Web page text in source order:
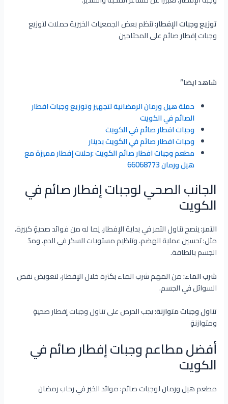
توزيع وجبات الإفطار:تنظم بعض الجمعيات الخيرية حملات لتوزيع
وجبات إفطار صائم على المحتاجين
شاهد ايضا”
حملة هيل ورمان الرمضانية لتجهيز وتوزيع وجبات افطار
الصائم في الكويت
وجبات افطار صائم في الكويت
وجبات افطار صائم في الكويت بدينار
مطعم وجبات افطار صائم الكويت :رحلات إفطار مميزة مع
هيل ورمان 66068773
الجانب الصحي لوجبات إفطار صائم في
الكويت
التمر:ينصح تناول التمر في بداية الإفطار، لِما له من فوائد صحيةٍ كبيرة،
مثل: تحسين عملية الهضم، وتنظيم مستويات السكر في الدم، ومدّ
الجسم بالطاقة.
شرب الماء:من المهم شرب الماء بكثرة خلال الإفطار، لتعويض نقص
السوائل في الجسم.
تناول وجبات متوازنة:يجب الحرص على تناول وجبات إفطار صحيةٍ
ومتوازنةٍ
أفضل مطاعم وجبات إفطار صائم في
الكويت
مطعم هيل ورمان لوجبات صائم: موائد الخير في رحاب رمضان